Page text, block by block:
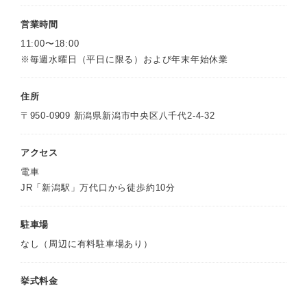
営業時間
11:00〜18:00
※毎週水曜日（平日に限る）および年末年始休業
住所
〒950-0909 新潟県新潟市中央区八千代2-4-32
アクセス
電車
JR「新潟駅」万代口から徒歩約10分
駐車場
なし（周辺に有料駐車場あり）
挙式料金